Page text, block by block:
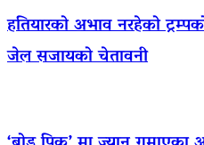
हतियारको अभाव नरहेको
जेल सजायको चेतावनी